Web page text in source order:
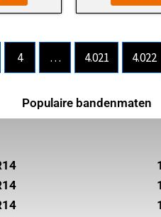
4 … 4.021 4.022
Populaire bandenmaten